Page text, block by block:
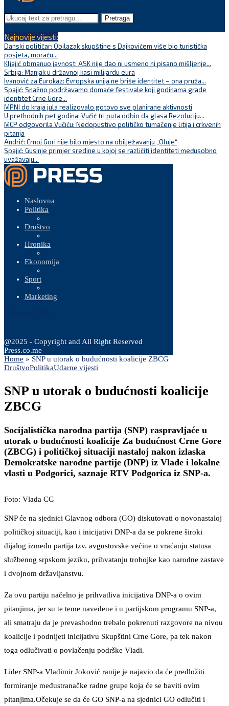
Pretraga
Najnovije vijesti:
Danski političar: Obilazak skupštine s Dajkovićem više bio turistička
posjeta, moraću...
Kljajić obmanuo javnost: ASK nije dao ni usmeno ni pisano mišljenje...
Srbija: Manjak u državnoj kasi milijardu eura
Ivanović za Eurokaz: Evropska unija ne briše identitet – ona pruža...
Spajić: Snažno podržavamo domaće festivale koji godinama grade
identitet Crne Gore...
MPNI do kraja jula realizovalo gotovo sve planirane aktivnosti
U prethodnih pet godina: Vučić tri puta odbio da glasa Rezoluciju...
MCP odgovorila Vučiću: Nedopustivo političko tumačenje litija i crkvenih
pitanja
Andrić: Crnoj Gori nije bilo mjesto na obilježavanju „Oluje“
Spajić: Gusinje primjer sredine u kojoj se različiti identiteti međusobno
uvažavaju...
Naslovna
Politika
Društvo
Hronika
Ekonomija
Sport
Marketing
@2025 - Copyright and All Right Reserved
Press.co.me
Home » SNP u utorak o budućnosti koalicije ZBCG
DruštvoPolitikaUdarne vijesti
SNP u utorak o budućnosti koalicije
ZBCG
Socijalistička narodna partija (SNP) raspravljaće u
utorak o budućnosti koalicije Za budućnost Crne Gore
(ZBCG) i političkoj situaciji nastaloj nakon izlaska
Demokratske narodne partije (DNP) iz Vlade i lokalne
vlasti u Podgorici, saznaje RTV Podgorica iz SNP-a.
Foto: Vlada CG
SNP će na sjednici Glavnog odbora (GO) diskutovati o novonastaloj
političkoj situaciji, kao i inicijativi DNP-a da se pokrene široki
dijalog između partija tzv. avgustovske većine o vraćanju statusa
službenog srpskom jeziku, prihvatanju trobojke kao narodne zastave
i dvojnom državljanstvu.
Za ovu partiju načelno je prihvatliva inicijativa DNP-a o ovim
pitanjima, jer su te teme navedene i u partijskom programu SNP-a,
ali smatraju da je prevashodno trebalo pokrenuti razgovore na nivou
koalicije i podnijeti inicijativu Skupštini Crne Gore, pa tek nakon
toga odlučivati o povlačenju podrške Vladi.
Lider SNP-a Vladimir Joković ranije je najavio da će predložiti
formiranje međustranačke radne grupe koja će se baviti ovim
pitanjima.Očekuje se da će GO SNP-a na sjednici GO odlučiti i